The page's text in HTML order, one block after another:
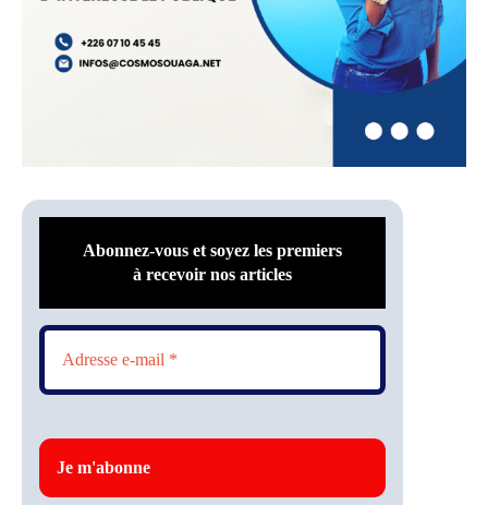
Abonnez-vous et soyez les premiers
à recevoir nos articles